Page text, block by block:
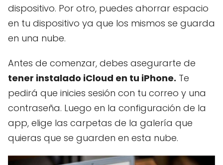
dispositivo. Por otro, puedes ahorrar espacio
en tu dispositivo ya que los mismos se guarda
en una nube.
Antes de comenzar, debes asegurarte de
tener instalado iCloud en tu iPhone. Te
pedirá que inicies sesión con tu correo y una
contraseña. Luego en la configuración de la
app, elige las carpetas de la galería que
quieras que se guarden en esta nube.